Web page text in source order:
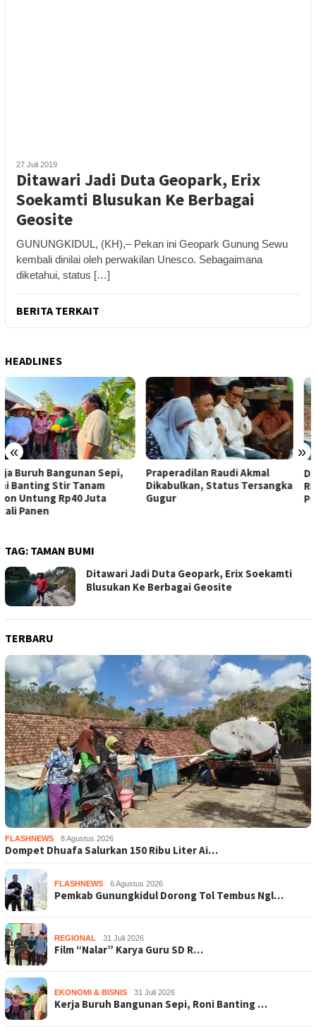
27 Juli 2019
Ditawari Jadi Duta Geopark, Erix
Soekamti Blusukan Ke Berbagai
Geosite
GUNUNGKIDUL, (KH),– Pekan ini Geopark Gunung Sewu
kembali dinilai oleh perwakilan Unesco. Sebagaimana
diketahui, status […]
BERITA TERKAIT
HEADLINES
« »
Praperadilan Raudi Akmal
Dikabulkan, Status Tersangka
Gugur
Dompet Dhuafa Salurkan 150
Ribu Liter Air Bersih ke
Pelosok Gunungkidul
TAG: TAMAN BUMI
Ditawari Jadi Duta Geopark, Erix Soekamti
Blusukan Ke Berbagai Geosite
TERBARU
FLASHNEWS 8 Agustus 2026
Dompet Dhuafa Salurkan 150 Ribu Liter Ai…
FLASHNEWS 6 Agustus 2026
Pemkab Gunungkidul Dorong Tol Tembus Ngl…
REGIONAL 31 Juli 2026
Film “Nalar” Karya Guru SD R…
EKONOMI & BISNIS 31 Juli 2026
Kerja Buruh Bangunan Sepi, Roni Banting …